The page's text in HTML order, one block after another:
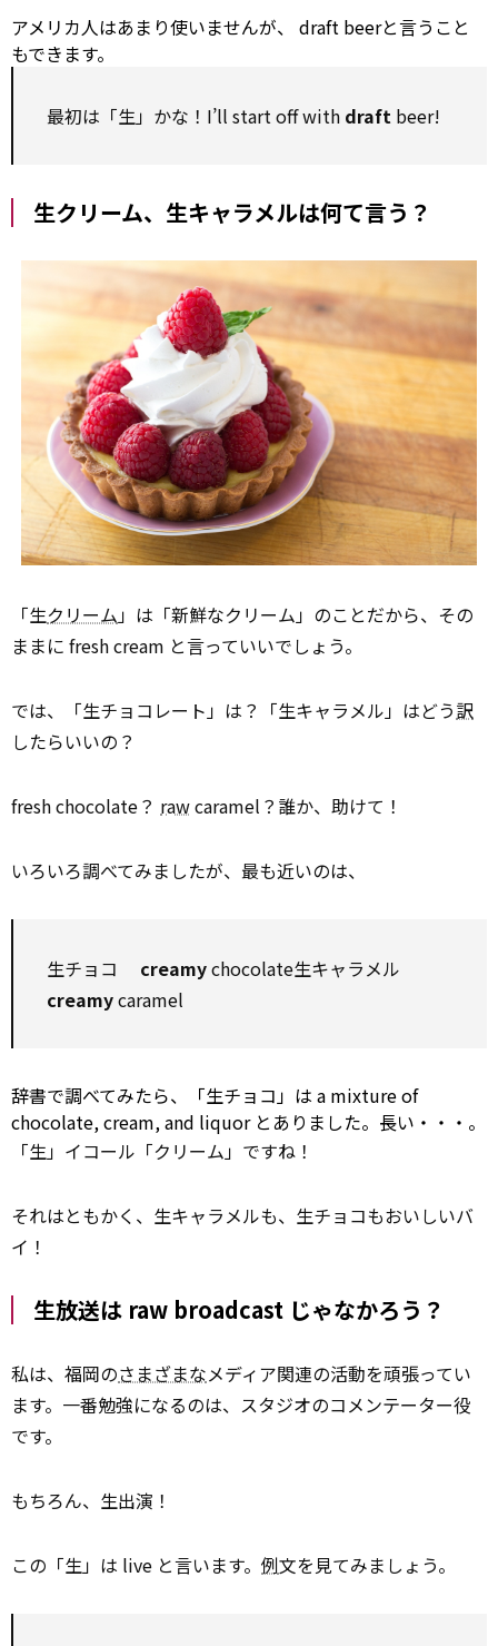
アメリカ人はあまり使いませんが、 draft beerと言うこと
もできます。
最初は「生」かな！I’ll start offwith draft beer!
生クリーム、生キャラメルは何て言う？
「生クリーム」は「新鮮なクリーム」のことだから、その
ままに fresh cream と言っていいでしょう。
では、「生チョコレート」は？「生キャラメル」はどう訳
したらいいの？
fresh chocolate？ rawcaramel？誰か、助けて！
いろいろ調べてみましたが、最も近いのは、
生チョコ creamychocolate生キャラメル
creamycaramel
辞書で調べてみたら、「生チョコ」は a mixtureof
chocolate, cream, and liquorとありました。長い・・・。
「生」イコール「クリーム」ですね！
それはともかく、生キャラメルも、生チョコもおいしいバ
イ！
生放送は raw broadcast じゃなかろう？
私は、福岡のさまざまなメディア関連の活動を頑張ってい
ます。一番勉強になるのは、スタジオのコメンテーター役
です。
もちろん、生出演！
この「生」は live と言います。 例文を見てみましょう。